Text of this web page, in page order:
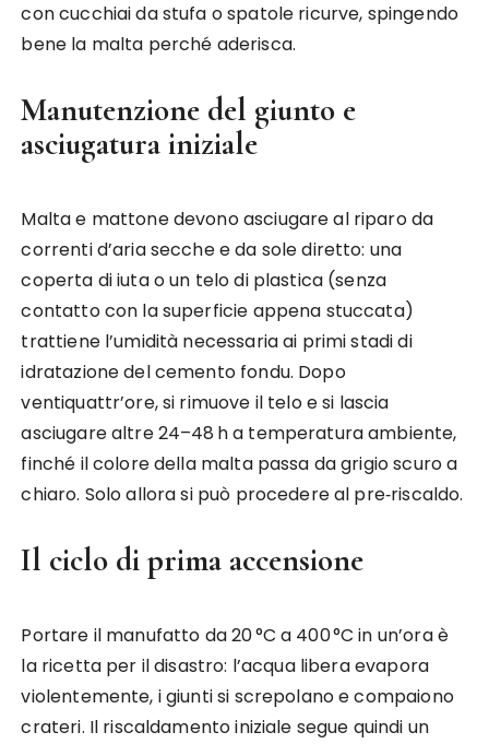
con cucchiai da stufa o spatole ricurve, spingendo
bene la malta perché aderisca.
Manutenzione del giunto e
asciugatura iniziale
Malta e mattone devono asciugare al riparo da
correnti d’aria secche e da sole diretto: una
coperta di iuta o un telo di plastica (senza
contatto con la superficie appena stuccata)
trattiene l’umidità necessaria ai primi stadi di
idratazione del cemento fondu. Dopo
ventiquattr’ore, si rimuove il telo e si lascia
asciugare altre 24–48 h a temperatura ambiente,
finché il colore della malta passa da grigio scuro a
chiaro. Solo allora si può procedere al pre‑riscaldo.
Il ciclo di prima accensione
Portare il manufatto da 20 °C a 400 °C in un’ora è
la ricetta per il disastro: l’acqua libera evapora
violentemente, i giunti si screpolano e compaiono
crateri. Il riscaldamento iniziale segue quindi un